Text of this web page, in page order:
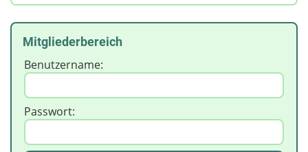
Mitgliederbereich
Benutzername:
Passwort: